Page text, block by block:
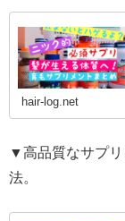
hair-log.net
▼高品質なサプ
法。